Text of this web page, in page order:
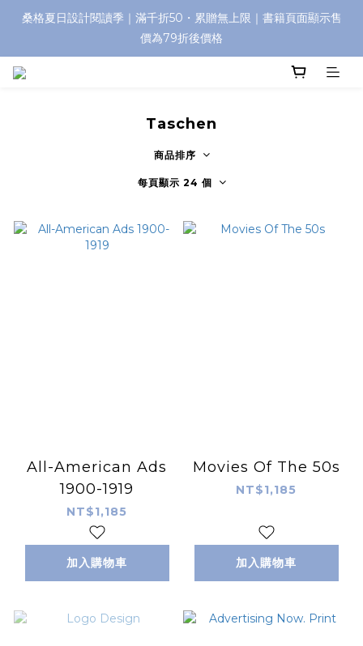
桑格夏日設計閱讀季｜滿千折50・累贈無上限｜書籍頁面顯示售
價為79折後價格
Taschen
商品排序
每頁顯示 24 個
All-American Ads
1900-1919
NT$1,185
加入購物車
Movies Of The 50s
NT$1,185
加入購物車